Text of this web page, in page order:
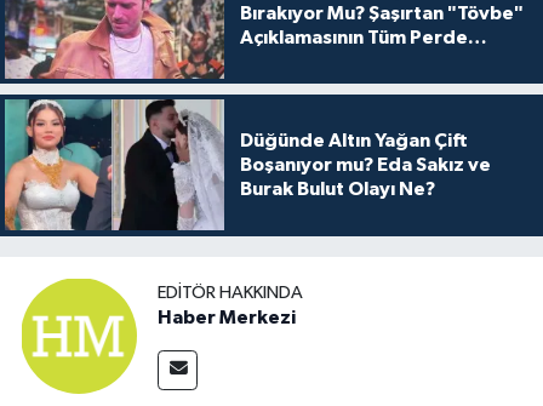
Bırakıyor Mu? Şaşırtan "Tövbe"
Açıklamasının Tüm Perde
Düğünde Altın Yağan Çift
Boşanıyor mu? Eda Sakız ve
Burak Bulut Olayı Ne?
EDITÖR HAKKINDA
Haber Merkezi